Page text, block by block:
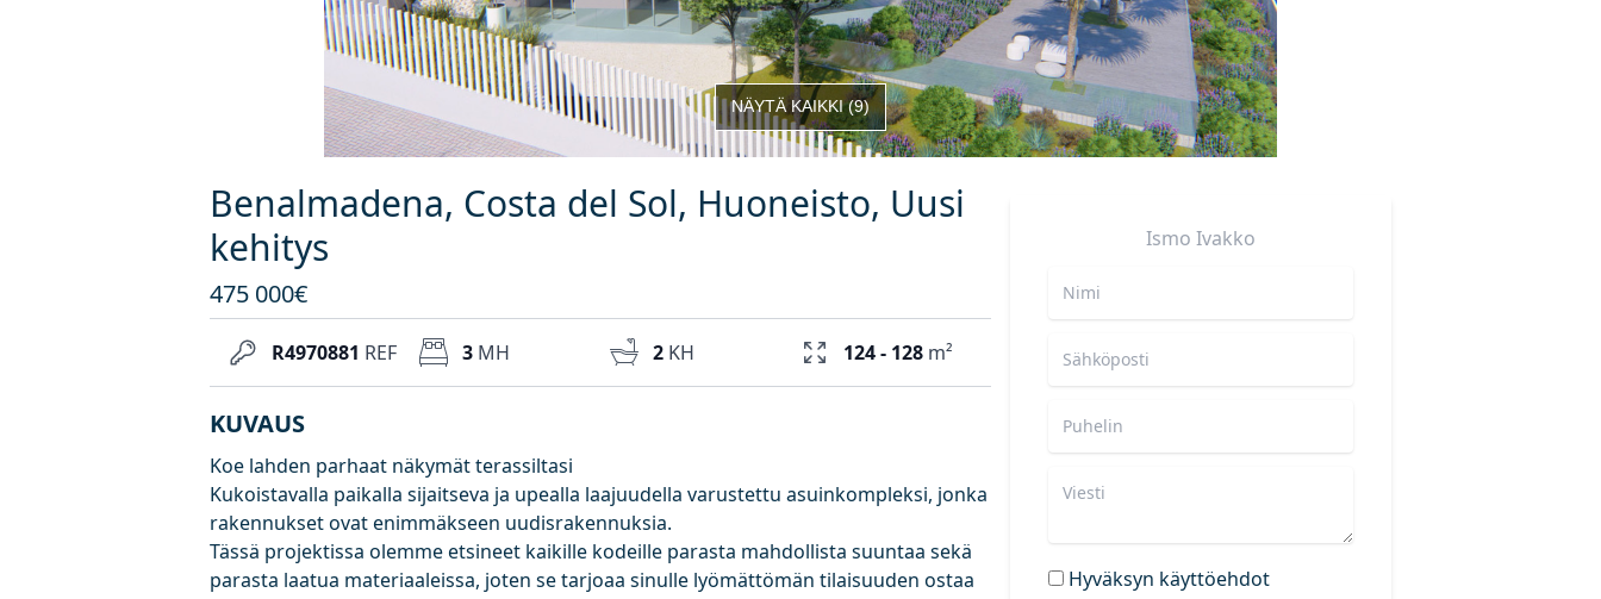
NÄYTÄ KAIKKI(9)
Benalmadena, Costa del Sol, Huoneisto, Uusi
kehitys
475 000€
R4970881 REF 3 MH 2 KH 124 - 128 m²
KUVAUS
Koe lahden parhaat näkymät terassiltasi
Kukoistavalla paikalla sijaitseva ja upealla laajuudella varustettu asuinkompleksi, jonka
rakennukset ovat enimmäkseen uudisrakennuksia.
Tässä projektissa olemme etsineet kaikille kodeille parasta mahdollista suuntaa sekä
parasta laatua materiaaleissa, joten se tarjoaa sinulle lyömättömän tilaisuuden ostaa
Ismo Ivakko
Hyväksyn käyttöehdot